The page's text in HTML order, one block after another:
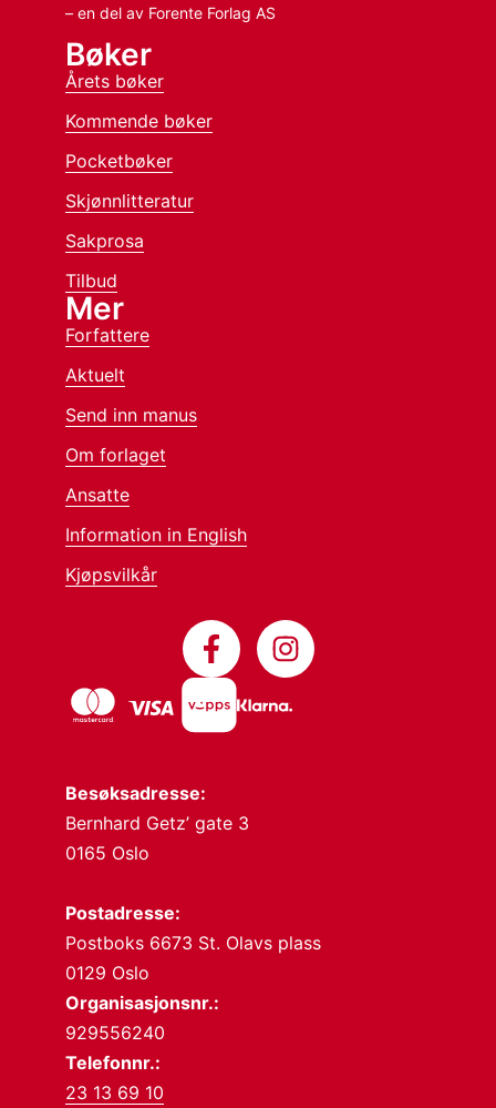
– en del av Forente Forlag AS
Besøksadresse:
Bernhard Getz’ gate 3
0165 Oslo
Postadresse:
Postboks 6673 St. Olavs plass
0129 Oslo
Organisasjonsnr.:
929556240
Telefonnr.:
23 13 69 10
Bøker
Årets bøker
Kommende bøker
Pocketbøker
Skjønnlitteratur
Sakprosa
Tilbud
Mer
Forfattere
Aktuelt
Send inn manus
Om forlaget
Ansatte
Information in English
Kjøpsvilkår